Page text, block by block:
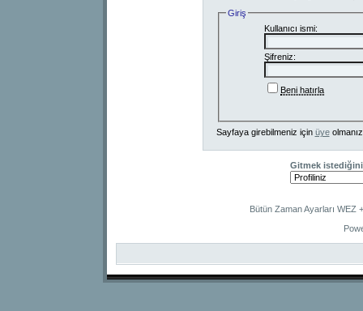
Giriş
Kullanıcı ismi:
Şifreniz:
Beni hatırla
Sayfaya girebilmeniz için üye
Gitmek
Bütün Zaman Ayarları WEZ